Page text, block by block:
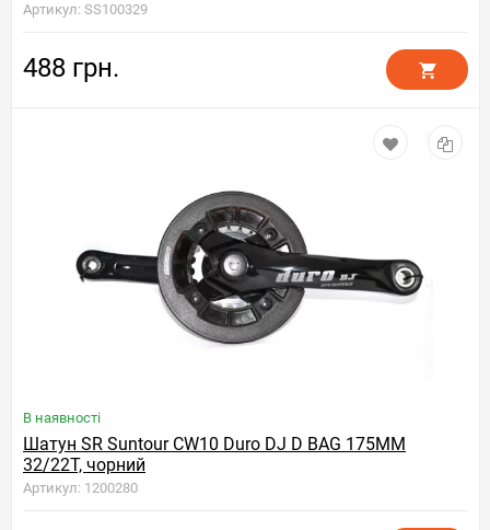
Артикул: SS100329
488 грн.
В наявності
Шатун SR Suntour CW10 Duro DJ D BAG 175MM
32/22T, чорний
Артикул: 1200280